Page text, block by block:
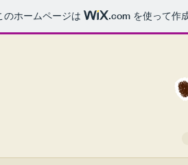
のホームページは .com を使って作